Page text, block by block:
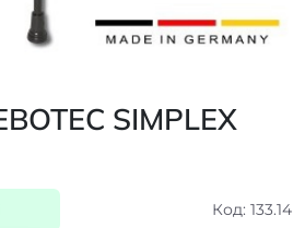
SIMPLEX
Код: 133.14